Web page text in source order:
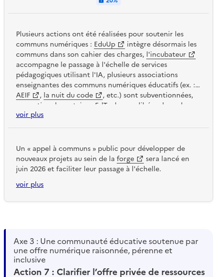
Plusieurs actions ont été réalisées pour soutenir les
communs numériques : EduUp
intègre désormais les
communs dans son cahier des charges, l'incubateur
accompagne le passage à l'échelle de services
pédagogiques utilisant l'IA, plusieurs associations
enseignantes des communs numériques éducatifs (ex. :
AEIF
, la nuit du code
, etc.) sont subventionnées,
un soutien de certaines EdTech pour libérer le code
source (ex. :
communs numériques sur laRessourcerie de la forge
des dizaines de milliers d'utilisateurs.
voir plus
Un « appel à communs » public pour développer de
nouveaux projets au sein de la forge
sera lancé en
juin 2026 et faciliter leur passage à l'échelle.
voir plus
Axe 3 : Une communauté éducative soutenue par
une offre numérique raisonnée, pérenne et
inclusive
Action 7 : Clarifier l’offre privée de ressources